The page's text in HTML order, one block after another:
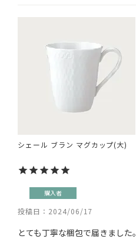
シェール ブラン マグカップ(大)
購入者
投稿日 2024/06/17
とても丁寧な梱包で届きました。